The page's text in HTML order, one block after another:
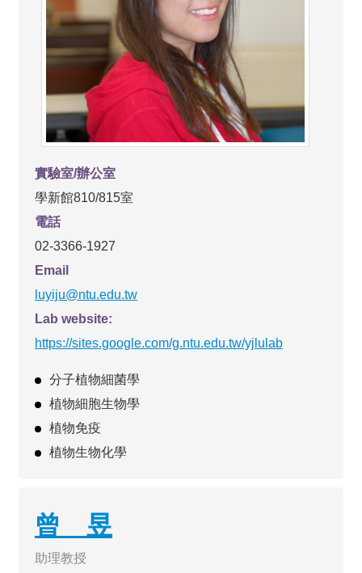
實驗室/辦公室
學新館810/815室
電話
02-3366-1927
Email
luyiju@ntu.edu.tw
Lab website:
https://sites.google.com/g.ntu.edu.tw/yjlulab
分子植物細菌學
植物細胞生物學
植物免疫
植物生物化學
曾 昱
助理教授